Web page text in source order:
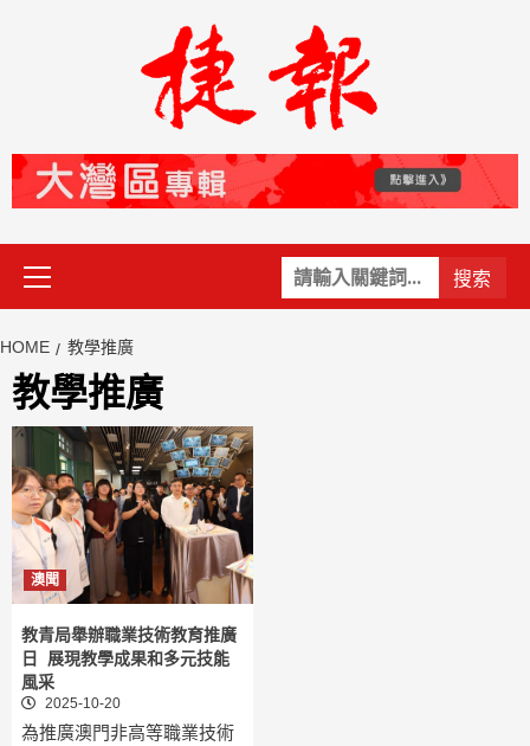
關
鍵
Primary
Menu
HOME 教學推廣
教學推廣
澳聞
教青局舉辦職業技術教育推廣
日 展現教學成果和多元技能
風采
2025-10-20
為推廣澳門非高等職業技術